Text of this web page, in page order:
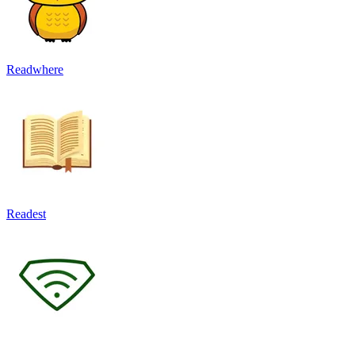
Readwhere
Readest